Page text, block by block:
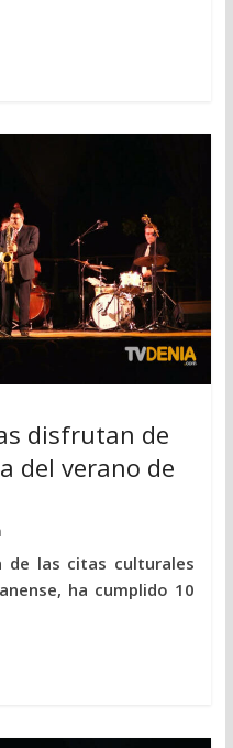
disfrutan de
del verano de
de las citas culturales
ha cumplido 10